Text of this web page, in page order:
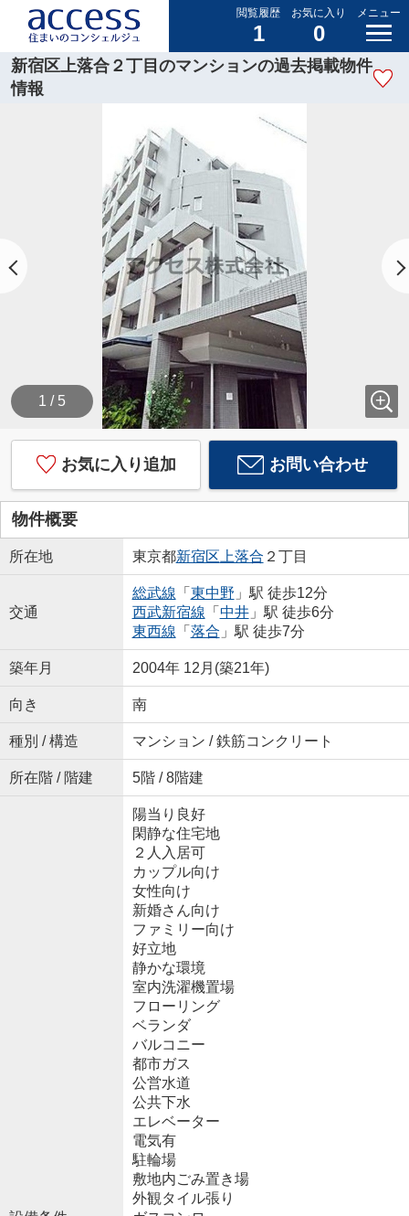
閲覧履歴
1
お気に入り
0
メニュー
新宿区上落合２丁目のマンションの過去掲載物件
情報
1 / 5
お気に入り追加 お問い合わせ
物件概要
所在地 東京都新宿区 上落合 ２丁目
交通
総武線 「 東中野 」駅 徒歩12分
西武新宿線 「 中井」駅 徒歩6分
東西線 「 落合 」駅 徒歩7分
築年月 2004年 12月(築21年)
向き 南
種別 / 構造 マンション / 鉄筋コンクリート
所在階 / 階建 5階 / 8階建
陽当り良好
閑静な住宅地
２人入居可
カップル向け
女性向け
新婚さん向け
ファミリー向け
好立地
静かな環境
室内洗濯機置場
フローリング
ベランダ
バルコニー
都市ガス
公営水道
公共下水
エレベーター
電気有
駐輪場
敷地内ごみ置き場
外観タイル張り